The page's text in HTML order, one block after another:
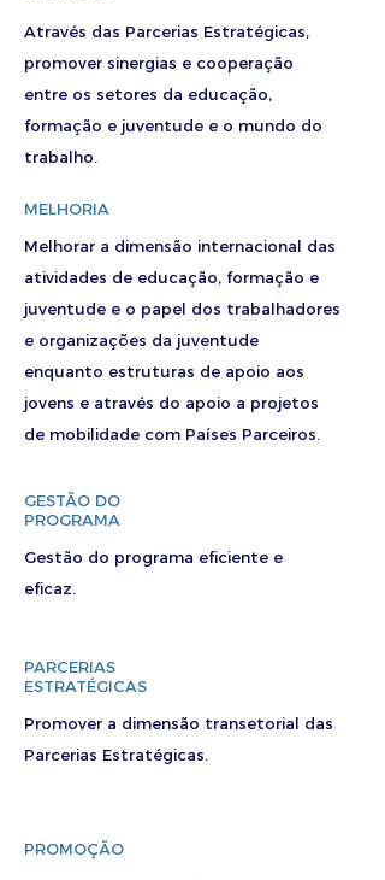
Através das Parcerias Estratégicas,
promover sinergias e cooperação
entre os setores da educação,
formação e juventude e o mundo do
trabalho.
MELHORIA
Melhorar a dimensão internacional das
atividades de educação, formação e
juventude e o papel dos trabalhadores
e organizações da juventude
enquanto estruturas de apoio aos
jovens e através do apoio a projetos
de mobilidade com Países Parceiros.
GESTÃO DO
PROGRAMA
Gestão do programa eficiente e
eficaz.
PARCERIAS
ESTRATÉGICAS
Promover a dimensão transetorial das
Parcerias Estratégicas.
PROMOÇÃO